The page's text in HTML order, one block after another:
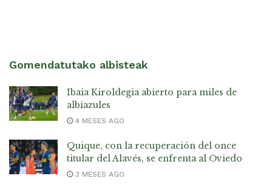
Gomendatutako albisteak
Ibaia Kiroldegia abierto para miles de
albiazules
4 MESES AGO
Quique, con la recuperación del once
titular del Alavés, se enfrenta al Oviedo
3 MESES AGO